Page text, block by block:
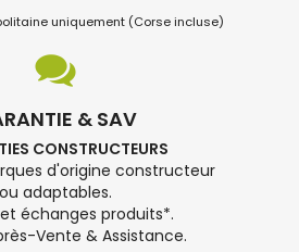
uniquement (Corse incluse)
& SAV
CONSTRUCTEURS
d'origine constructeur
ou adaptables.
échanges produits*.
Vente & Assistance.